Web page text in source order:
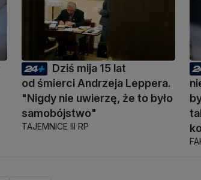
Dziś mija 15 lat
od śmierci Andrzeja Leppera.
"Nigdy nie uwierzę, że to było
samobójstwo"
TAJEMNICE III RP